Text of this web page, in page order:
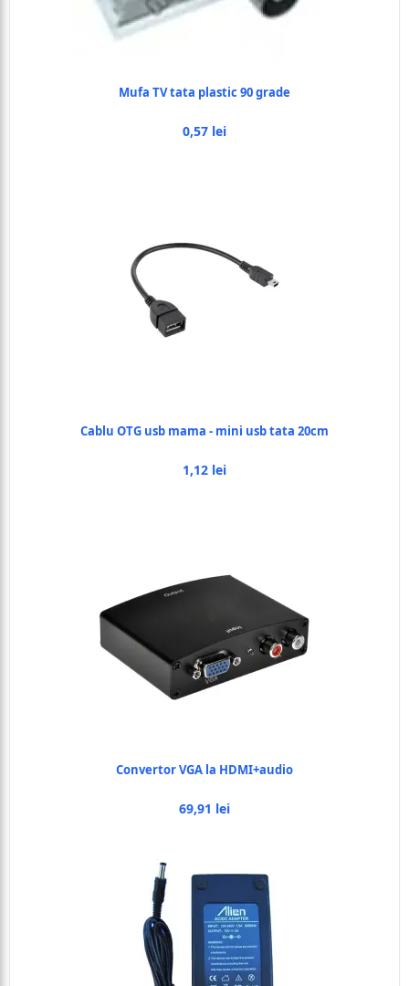
Mufa TV tata plastic 90 grade
0,57 lei
Cablu OTG usb mama - mini usb tata 20cm
1,12 lei
Convertor VGA la HDMI+audio
69,91 lei